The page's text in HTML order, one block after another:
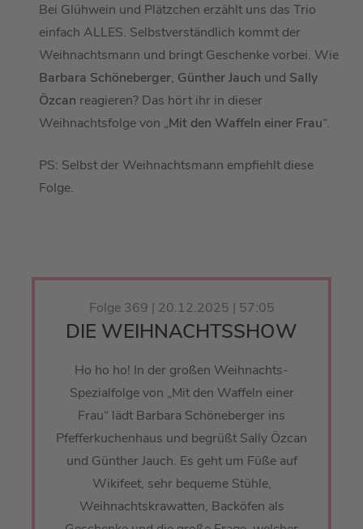
Bei Glühwein und Plätzchen erzählt uns das Trio
einfach ALLES. Selbstverständlich kommt der
Weihnachtsmann und bringt Geschenke vorbei. Wie
Barbara Schöneberger, Günther Jauch und Sally
Özcan reagieren? Das hört ihr in dieser
Weihnachtsfolge von „Mit den Waffeln einer Frau“.
PS: Selbst der Weihnachtsmann empfiehlt diese
Folge.
Folge 369 | 20.12.2025 | 57:05
DIE WEIHNACHTSSHOW
Ho ho ho! In der großen Weihnachts-
Spezialfolge von „Mit den Waffeln einer
Frau“ lädt Barbara Schöneberger ins
Pfefferkuchenhaus und begrüßt Sally Özcan
und Günther Jauch. Es geht um Füße auf
Wikifeet, sehr bequeme Stühle,
Weihnachtskrawatten, Backöfen als